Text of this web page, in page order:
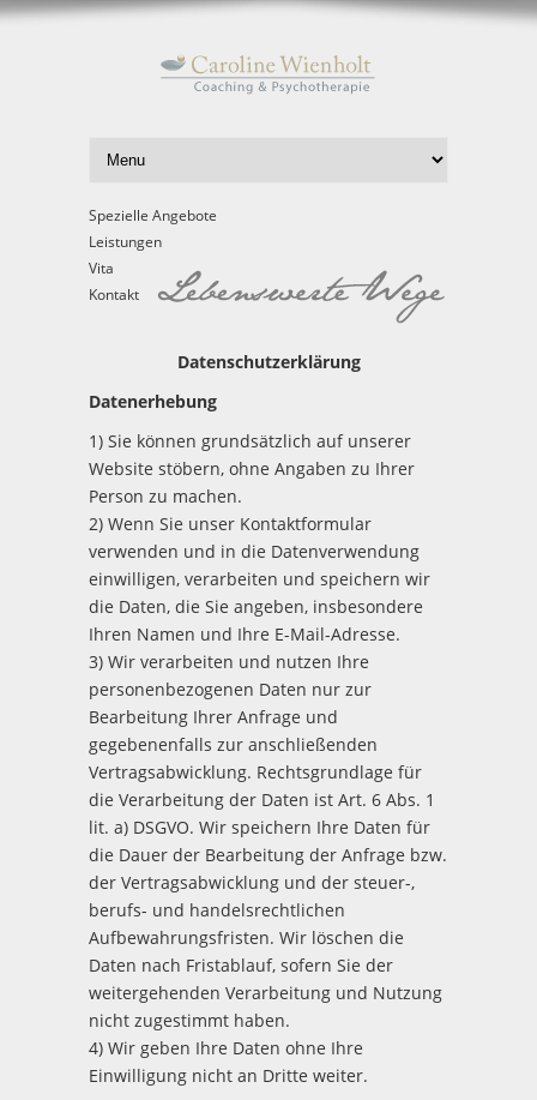
Spezielle Angebote
Leistungen
Vita
Kontakt
Datenschutzerklärung
Datenerhebung
1) Sie können grundsätzlich auf unserer
Website stöbern, ohne Angaben zu Ihrer
Person zu machen.
2) Wenn Sie unser Kontaktformular
verwenden und in die Datenverwendung
einwilligen, verarbeiten und speichern wir
die Daten, die Sie angeben, insbesondere
Ihren Namen und Ihre E-Mail-Adresse.
3) Wir verarbeiten und nutzen Ihre
personenbezogenen Daten nur zur
Bearbeitung Ihrer Anfrage und
gegebenenfalls zur anschließenden
Vertragsabwicklung. Rechtsgrundlage für
die Verarbeitung der Daten ist Art. 6 Abs. 1
lit. a) DSGVO. Wir speichern Ihre Daten für
die Dauer der Bearbeitung der Anfrage bzw.
der Vertragsabwicklung und der steuer-,
berufs- und handelsrechtlichen
Aufbewahrungsfristen. Wir löschen die
Daten nach Fristablauf, sofern Sie der
weitergehenden Verarbeitung und Nutzung
nicht zugestimmt haben.
4) Wir geben Ihre Daten ohne Ihre
Einwilligung nicht an Dritte weiter.